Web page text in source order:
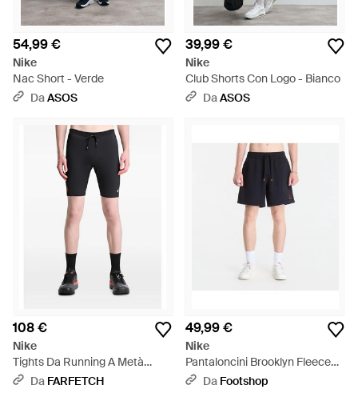
54,99 €
Nike
Nac Short - Verde
DaASOS
39,99 €
Nike
Club Shorts Con Logo - Bianco
DaASOS
108 €
Nike
Tights Da Running A Metà
Lunghezza Con Slip Interno
Da FARFETCH
49,99 €
Nike
Pantaloncini Brooklyn Fleece
Shorts/ University - Blu
Da Footshop